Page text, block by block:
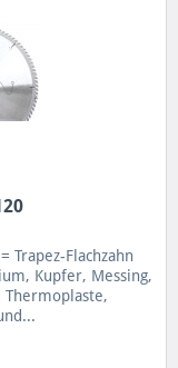
Trapez-Flachzahn
Kupfer, Messing,
Thermoplaste,